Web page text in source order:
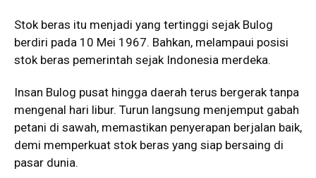
Stok beras itu menjadi yang tertinggi sejak Bulog
berdiri pada 10 Mei 1967. Bahkan, melampaui posisi
stok beras pemerintah sejak Indonesia merdeka.
Insan Bulog pusat hingga daerah terus bergerak tanpa
mengenal hari libur. Turun langsung menjemput gabah
petani di sawah, memastikan penyerapan berjalan baik,
demi memperkuat stok beras yang siap bersaing di
pasar dunia.